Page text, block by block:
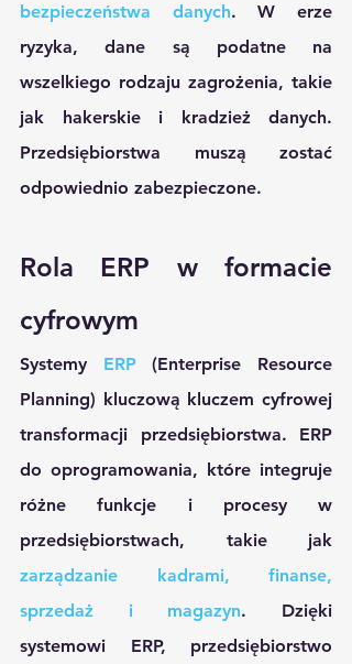
bezpieczeństwa danych. W erze
ryzyka, dane są podatne na
wszelkiego rodzaju zagrożenia, takie
jak hakerskie i kradzież danych.
Przedsiębiorstwa muszą zostać
odpowiednio zabezpieczone.
Rola ERP w formacie
cyfrowym
Systemy ERP (Enterprise Resource
Planning) kluczową kluczem cyfrowej
transformacji przedsiębiorstwa. ERP
do oprogramowania, które integruje
różne funkcje i procesy w
zarządzanie kadrami, finanse,
sprzedaż i magazyn. Dzięki
systemowi ERP, przedsiębiorstwo